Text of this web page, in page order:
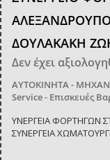
ΔΟΥΛΑΚΑΚΗ
Δεν έχει
ΑΥΤΟΚΙΝΗΤΑ -
Service - Επισκευές
ΥΝΕΡΓΕΙΑ ΦΟΡΤΗΓΩΝ
ΣΥΝΕΡΓΕΙΑ